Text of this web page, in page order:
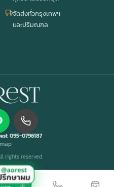
จัดส่งทั่วกรุงเทพฯ
และปริมณฑล
095-0796187
rights reserved.